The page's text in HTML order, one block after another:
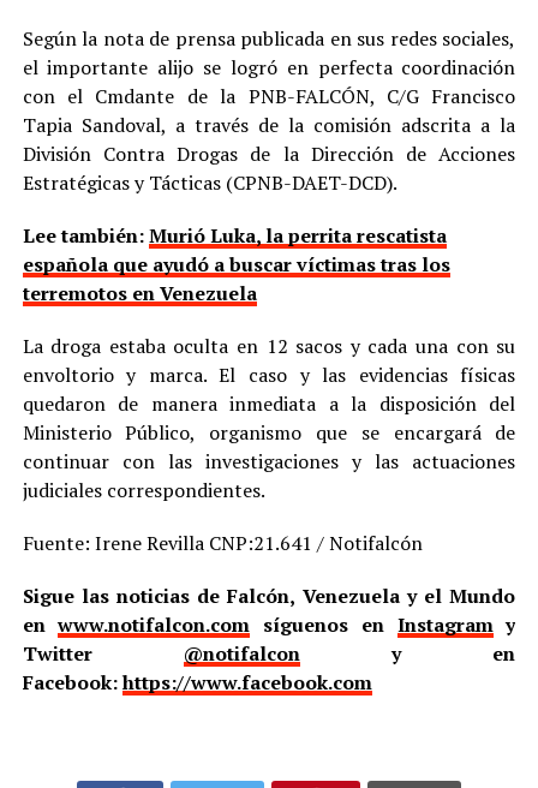
Según la nota de prensa publicada en sus redes sociales,
el importante alijo se logró en perfecta coordinación
con el Cmdante de la PNB-FALCÓN, C/G Francisco
Tapia Sandoval, a través de la comisión adscrita a la
División Contra Drogas de la Dirección de Acciones
Estratégicas y Tácticas (CPNB-DAET-DCD).
Lee también:Murió Luka, la perrita rescatista
española que ayudó a buscar víctimas tras los
terremotos en Venezuela
La droga estaba oculta en 12 sacos y cada una con su
envoltorio y marca. El caso y las evidencias físicas
quedaron de manera inmediata a la disposición del
Ministerio Público, organismo que se encargará de
continuar con las investigaciones y las actuaciones
judiciales correspondientes.
Fuente: Irene Revilla CNP:21.641 / Notifalcón
Sigue las noticias de Falcón, Venezuela y el Mundo
enwww.notifalcon.com síguenos en Instagramy
Twitter @notifalcony en
Facebook:https://www.facebook.com